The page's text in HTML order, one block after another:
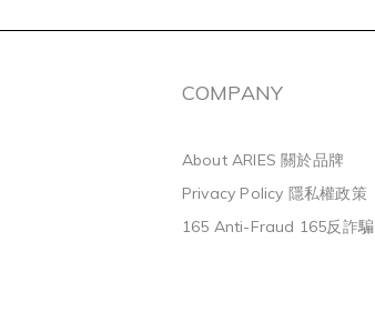
COMPANY
About ARIES 關於品牌
Privacy Policy 隱私權政策
165 Anti-Fraud 165反詐騙